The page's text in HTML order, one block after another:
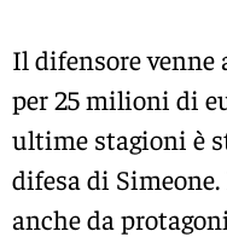
Il difensore venne
per 25 milioni di
ultime stagioni è
difesa di
anche da